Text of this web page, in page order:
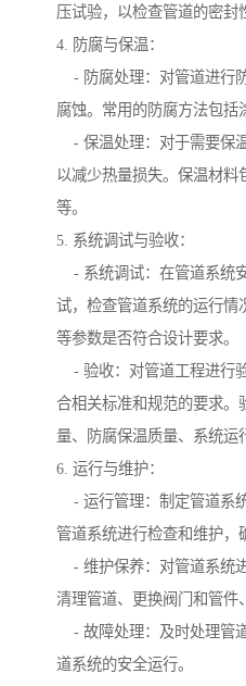
压试验，以检查管道的密封
4. 防腐与保温：
- 防腐处理：对管道进行
腐蚀。常用的防腐方法包括
- 保温处理：对于需要保
以减少热量损失。保温材料
等。
5. 系统调试与验收：
- 系统调试：在管道系统
试，检查管道系统的运行情
等参数是否符合设计要求。
- 验收：对管道工程进行
合相关标准和规范的要求。
量、防腐保温质量、系统运
6. 运行与维护：
- 运行管理：制定管道系
管道系统进行检查和维护，
- 维护保养：对管道系统
清理管道、更换阀门和管件
- 故障处理：及时处理管
道系统的安全运行。